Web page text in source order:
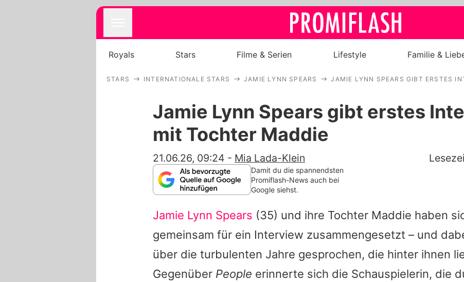
Royals
Stars
Filme & Serien
Familie & Liebe
App runterladen
Royals Stars Filme & Serien Lifestyle Familie &
STARS INTERNATIONALE STARS JAMIE LYNN SPEARS JAMIE LYNN SPEARS GIBT ERSTES
Jamie Lynn Spears gibt erstes
mit Tochter Maddie
21.06.26, 09:24 - Mia Lada-Klein
Damit du die spannendsten
Promiflash-News auch bei
Google siehst.
Jamie Lynn Spears (35) und ihre Tochter Maddie haben
gemeinsam für ein Interview zusammengesetzt – und
über die turbulenten Jahre gesprochen, die hinter ihnen
Gegenüber People erinnerte sich die Schauspielerin, die